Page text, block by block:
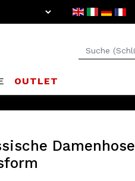
OUTLET